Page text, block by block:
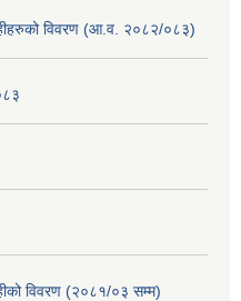
विवरण (आ.व. २०८२/०८३)
विवरण (२०८१/०३ सम्म)